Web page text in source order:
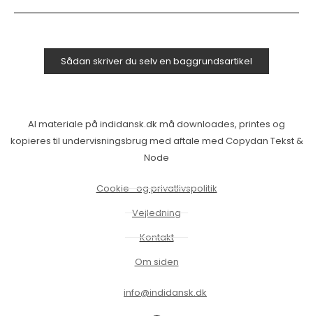
Sådan skriver du selv en baggrundsartikel
Al materiale på indidansk.dk må downloades, printes og
kopieres til undervisningsbrug med aftale med Copydan Tekst &
Node
Cookie- og privatlivspolitik
Vejledning
Kontakt
Om siden
info@indidansk.dk